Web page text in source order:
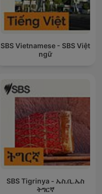
SBS Vietnamese - SBS Việt
ngữ
SBS Tigrinya - ኤስ.ቢ.ኤስ
ትግርኛ